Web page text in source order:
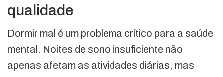
qualidade
Dormir mal é um problema crítico para a saúde
mental. Noites de sono insuficiente não
apenas afetam as atividades diárias, mas